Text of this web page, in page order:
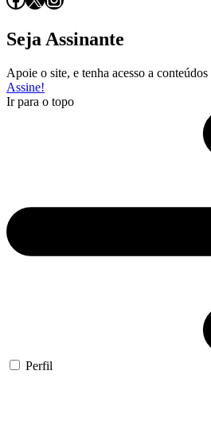
Seja Assinante
Apoie o site, e tenha acesso a conteúdos
Assine!
Ir para o topo
Perfil